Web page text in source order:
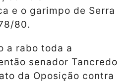
e o garimpo de Serra
80.
a rabo toda a
senador Tancredo
da Oposição contra